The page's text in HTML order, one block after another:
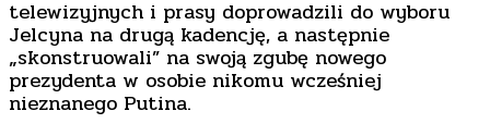
telewizyjnych i prasy doprowadzili do wyboru
Jelcyna na drugą kadencję, a następnie
„skonstruowali” na swoją zgubę nowego
prezydenta w osobie nikomu wcześniej
nieznanego Putina.